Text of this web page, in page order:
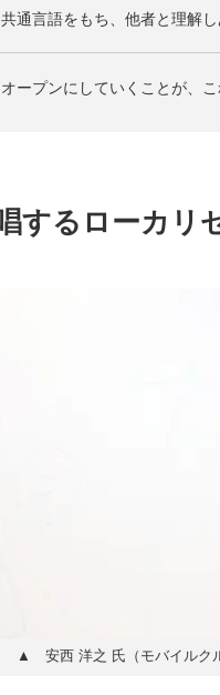
共通言語をもち、他者と理解
オープンにしていくことが、
するローカリ
▲ 安西 洋之 氏（モバイルク